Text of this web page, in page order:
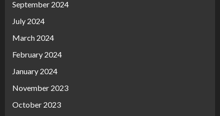
September 2024
July 2024
March 2024
February 2024
January 2024
November 2023
October 2023